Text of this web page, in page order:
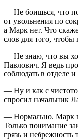
— Не боишься, что
от увольнения по
а Марк нет. Что
слов для того,
— Не знаю, что вы
Павлович. Я ведь
соблюдать в отделе
— Ну и как с
спросил начальник
— Нормально. Марк
Только понимание
грязь и